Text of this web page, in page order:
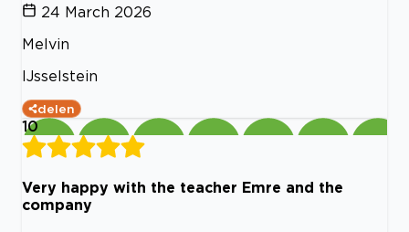
24 March 2026
Melvin
IJsselstein
delen
10
Very happy with the teacher Emre and the
company